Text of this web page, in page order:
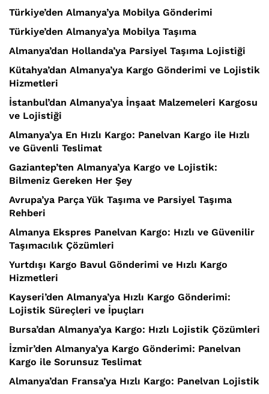
Türkiye’den Almanya’ya Mobilya Gönderimi
Türkiye’den Almanya’ya Mobilya Taşıma
Almanya’dan Hollanda’ya Parsiyel Taşıma Lojistiği
Kütahya’dan Almanya’ya Kargo Gönderimi ve Lojistik
Hizmetleri
İstanbul’dan Almanya’ya İnşaat Malzemeleri Kargosu
ve Lojistiği
Almanya’ya En Hızlı Kargo: Panelvan Kargo ile Hızlı
ve Güvenli Teslimat
Gaziantep’ten Almanya’ya Kargo ve Lojistik:
Bilmeniz Gereken Her Şey
Avrupa’ya Parça Yük Taşıma ve Parsiyel Taşıma
Rehberi
Almanya Ekspres Panelvan Kargo: Hızlı ve Güvenilir
Taşımacılık Çözümleri
Yurtdışı Kargo Bavul Gönderimi ve Hızlı Kargo
Hizmetleri
Kayseri’den Almanya’ya Hızlı Kargo Gönderimi:
Lojistik Süreçleri ve İpuçları
Bursa’dan Almanya’ya Kargo: Hızlı Lojistik Çözümleri
İzmir’den Almanya’ya Kargo Gönderimi: Panelvan
Kargo ile Sorunsuz Teslimat
Almanya’dan Fransa’ya Hızlı Kargo: Panelvan Lojistik